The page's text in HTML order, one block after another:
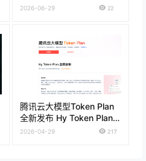
2026-06-29 22
腾讯云大模型Token Plan
全新发布 Hy Token Plan套
餐低至28元 通用Token
2026-04-29 217